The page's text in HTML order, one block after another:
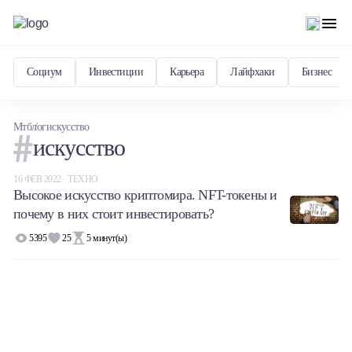
Социум Инвестиции Карьера Лайфхаки Бизнес
Мтблогискусство
искусство
16 ФЕВ 2022 · ТЕХНО
Высокое искусство криптомира. NFT-токены и
почему в них стоит инвестировать?
5395 25 5минут(ы)